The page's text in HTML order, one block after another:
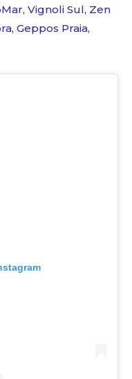
, Vignoli Sul, Zen
, Geppos Praia,